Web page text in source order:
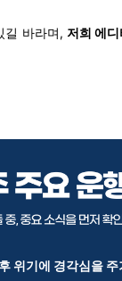
길 바라며, 저희 에
위기에 경각심을 주